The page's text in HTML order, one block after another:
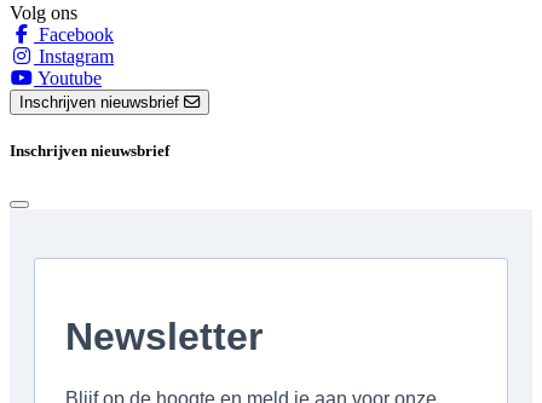
Volg ons
Facebook
Instagram
Youtube
Inschrijven nieuwsbrief
Inschrijven nieuwsbrief